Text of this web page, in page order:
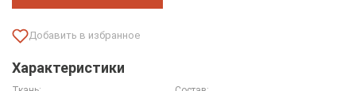
Характеристики